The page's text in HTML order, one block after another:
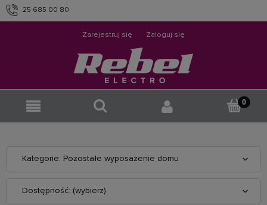
25 685 00 80
info@rebelelectro.com
Zarejestruj się Zaloguj się
Kategorie: Pozostałe wyposażenie domu
Dostępność: (wybierz)